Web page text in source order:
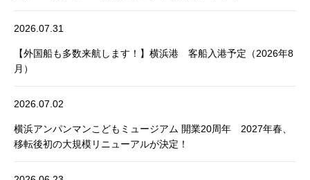
2026.07.31
【外国船も多数来航します！】横浜港 客船入港予定（2026年8
月）
2026.07.02
横浜アンパンマンこどもミュージアム 開業20周年 2027年春、
移転後初の大規模リニューアルが決定！